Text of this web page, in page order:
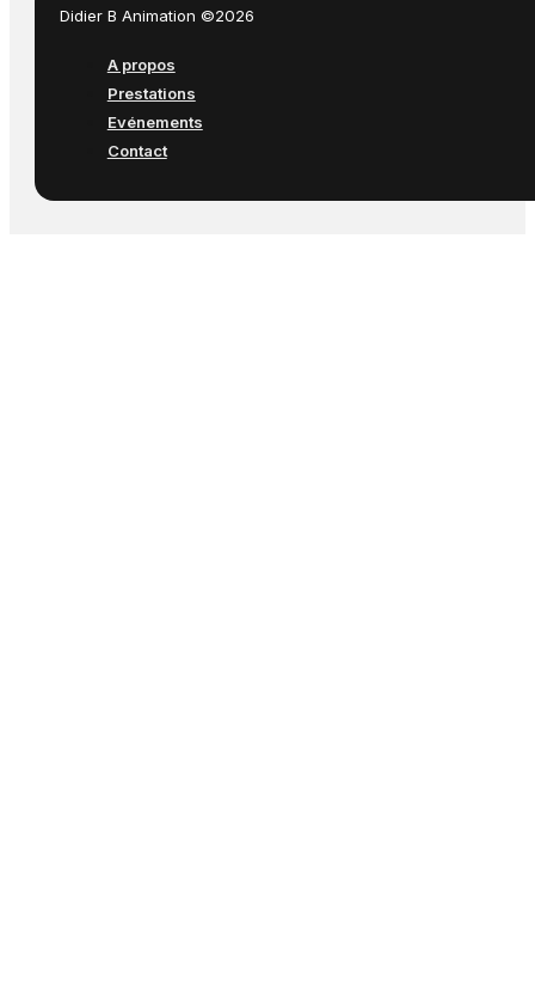
Didier B Animation ©2026
A propos
Prestations
Evénements
Contact